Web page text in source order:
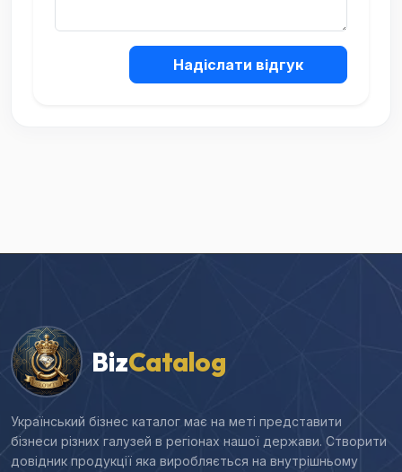
Надіслати відгук
BizCatalog
Український бізнес каталог має на меті представити
бізнеси різних галузей в регіонах нашої держави. Створити
довідник продукції яка виробляється на внутрішньому